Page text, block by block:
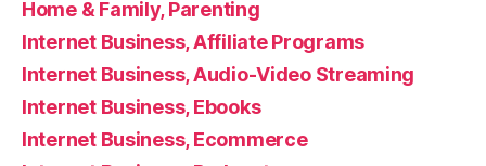
Home & Family, Parenting
Internet Business, Affiliate Programs
Internet Business, Audio-Video Streaming
Internet Business, Ebooks
Internet Business, Ecommerce